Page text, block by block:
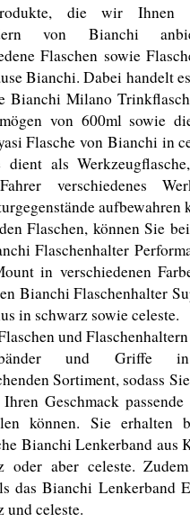
die wir Ihnen
von Bianchi
Flaschen sowie
Bianchi. Dabei handelt
Bianchi Milano
von 600ml sowie
Flasche von Bianchi in
dient als
verschiedenes
aufbewahren
Flaschen, können Sie
Flaschenhalter
in verschiedenen
Bianchi Flaschenhalter
in schwarz sowie celeste.
und
und Griffe
Sortiment, sodass
Geschmack
können. Sie erhalten
Bianchi Lenkerband aus
oder aber celeste.
das Bianchi Lenkerband
und celeste.